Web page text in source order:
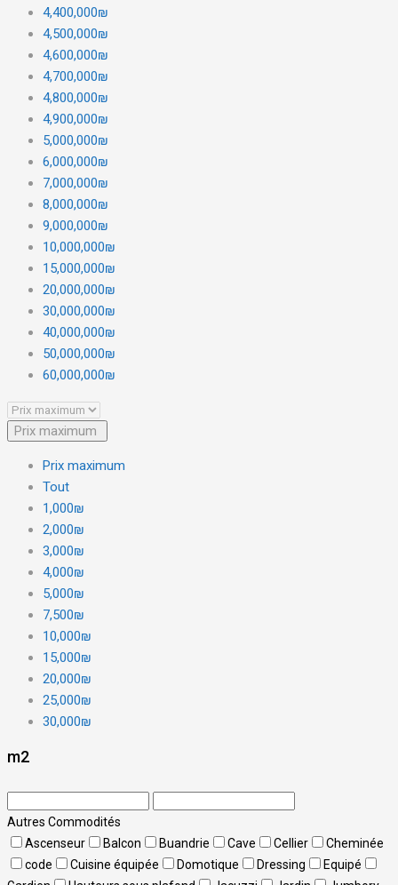
4,400,000₪
4,500,000₪
4,600,000₪
4,700,000₪
4,800,000₪
4,900,000₪
5,000,000₪
6,000,000₪
7,000,000₪
8,000,000₪
9,000,000₪
10,000,000₪
15,000,000₪
20,000,000₪
30,000,000₪
40,000,000₪
50,000,000₪
60,000,000₪
Prix maximum
Prix maximum
Tout
1,000₪
2,000₪
3,000₪
4,000₪
5,000₪
7,500₪
10,000₪
15,000₪
20,000₪
25,000₪
30,000₪
m2
Autres Commodités
Ascenseur
Balcon Buandrie Cave Cellier
Cheminée
code
Cuisine équipée Domotique Dressing
Equipé